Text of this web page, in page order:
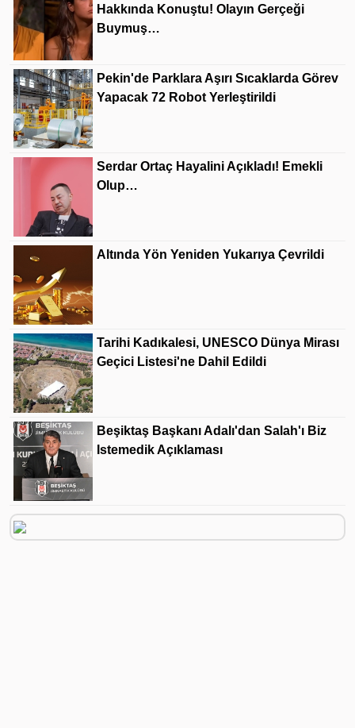
Hakkında Konuştu! Olayın Gerçeği
Buymuş…
Pekin'de Parklara Aşırı Sıcaklarda Görev
Yapacak 72 Robot Yerleştirildi
Serdar Ortaç Hayalini Açıkladı! Emekli
Olup…
Altında Yön Yeniden Yukarıya Çevrildi
Tarihi Kadıkalesi, UNESCO Dünya Mirası
Geçici Listesi'ne Dahil Edildi
Beşiktaş Başkanı Adalı'dan Salah'ı Biz
Istemedik Açıklaması